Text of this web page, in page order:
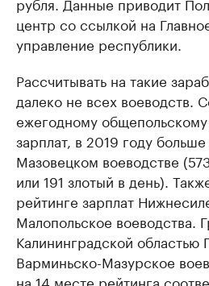
центр со ссылкой на
управление республики.
Рассчитывать на такие
далеко не всех воеводств.
ежегодному
зарплат, в 2019 году
Мазовецком воеводстве
или 191 злотый в день).
рейтинге зарплат
Малопольское воеводства.
Калининградской областью
Варминьско-Мазурское
на 14 месте рейтинга